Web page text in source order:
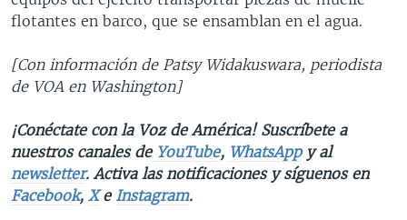
flotantes en barco, que se ensamblan en el agua.
[Con información de Patsy Widakuswara, periodista
de VOA en Washington]
¡Conéctate con la Voz de América! Suscríbete a
nuestros canales deYouTube, WhatsAppy al
newsletter. Activa las notificaciones y síguenos en
Facebook, Xe Instagram.